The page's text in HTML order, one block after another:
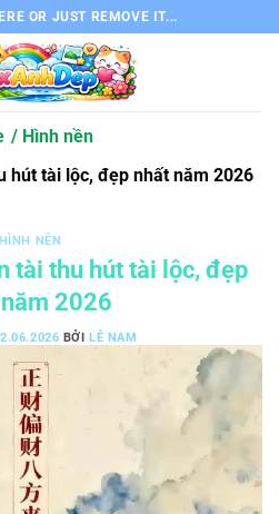
OR JUST REMOVE IT...
Hình nền
hút tài lộc, đẹp nhất năm 2026
HÌNH NỀN
tài thu hút tài lộc, đẹp
2026
BỞILÊ NAM